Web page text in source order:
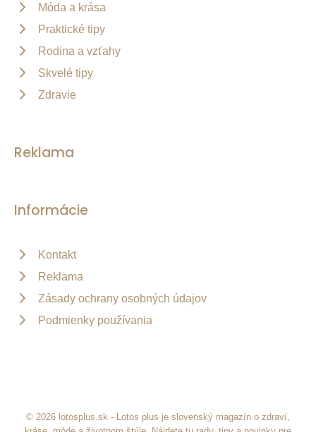
Móda a krása
Praktické tipy
Rodina a vzťahy
Skvelé tipy
Zdravie
Reklama
Informácie
Kontakt
Reklama
Zásady ochrany osobných údajov
Podmienky používania
© 2026 lotosplus.sk - Lotos plus je slovenský magazín o zdraví,